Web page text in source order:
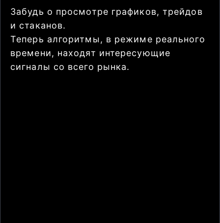
Забудь о просмотре графиков, трейдов
и стаканов.
Теперь алгоритмы, в режиме реального
времени, находят интересующие
сигналы со всего рынка.